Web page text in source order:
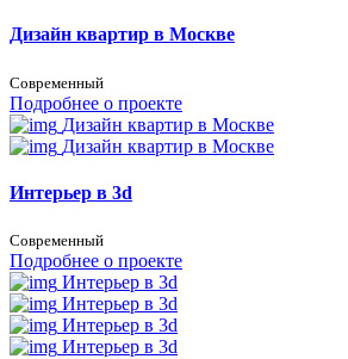
Дизайн квартир в Москве
Современный
Подробнее о проекте
Дизайн квартир в Москве
Дизайн квартир в Москве
Интерьер в 3d
Современный
Подробнее о проекте
Интерьер в 3d
Интерьер в 3d
Интерьер в 3d
Интерьер в 3d